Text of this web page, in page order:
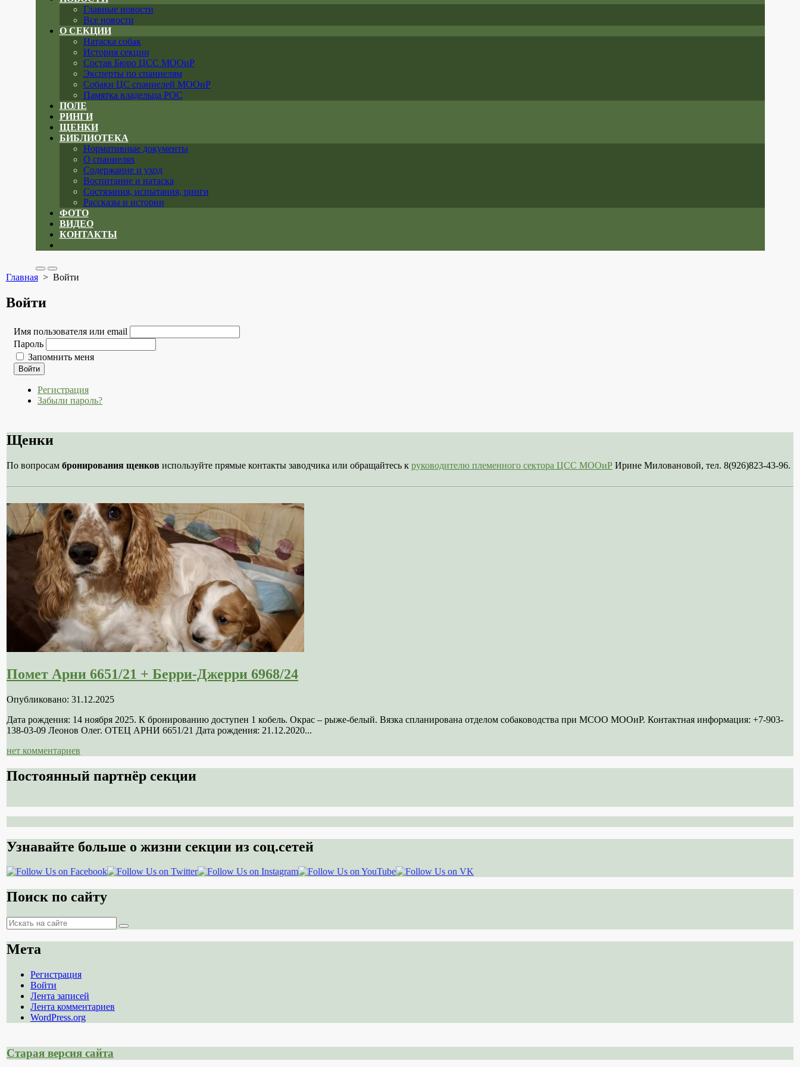
Главные новости
Все новости
О СЕКЦИИ
Натаска собак
История секции
Состав Бюро ЦСС МООиР
Эксперты по спаниелям
Собаки ЦС спаниелей МООиР
Памятка владельца РОС
ПОЛЕ
РИНГИ
ЩЕНКИ
БИБЛИОТЕКА
Нормативные документы
О спаниелях
Содержание и уход
Воспитание и натаска
Состязания, испытания, ринги
Рассказы и истории
ФОТО
ВИДЕО
КОНТАКТЫ
menu
Search
Toggle
Меню
Главная> Войти
Войти
Имя пользователя или email
Пароль
Запомнить меня
Войти
Регистрация
Забыли пароль?
Щенки
По вопросам бронирования щенков используйте прямые контакты заводчика или обращайтесь к руководителю племенного сектора ЦСС МООиР Ирине Миловановой, тел. 8(926)823-43-96.
Помет Арни 6651/21 + Берри-Джерри 6968/24
Опубликовано: 31.12.2025
Дата рождения: 14 ноября 2025. К бронированию доступен 1 кобель. Окрас – рыже-белый. Вязка спланирована отделом собаководства при МСОО МООиР. Контактная информация: +7-903-
138-03-09 Леонов Олег. ОТЕЦ АРНИ 6651/21 Дата рождения: 21.12.2020...
нет комментариев
Постоянный партнёр секции
Узнавайте больше о жизни секции из соц.сетей
Поиск по сайту
Поиск
Поиск
Мета
Регистрация
Войти
Лента записей
Лента комментариев
WordPress.org
Старая версия сайта